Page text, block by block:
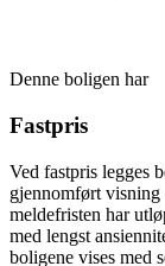
Denne boligen har
Fastpris
Ved fastpris legges
gjennomført visning
meldefristen har
med lengst
boligene vises med